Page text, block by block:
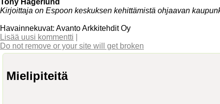
Kirjoittaja on Espoon keskuksen kehittämistä ohjaavan
Havainnekuvat: Avanto Arkkitehdit Oy
Lisää uusi kommentti
Do not remove or your site will get broken
Mielipiteitä